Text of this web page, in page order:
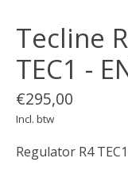
Tecline
TEC1 -
€295,00
Incl. btw
Regulator R4